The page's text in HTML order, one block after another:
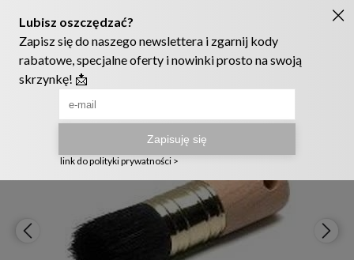
Ruszyła nowa szata graficzna naszego sklepu! ❤️
222905958 sklep@telmak.pl
Farby i tynki Narzędzia malarskie Pędzle malarskie